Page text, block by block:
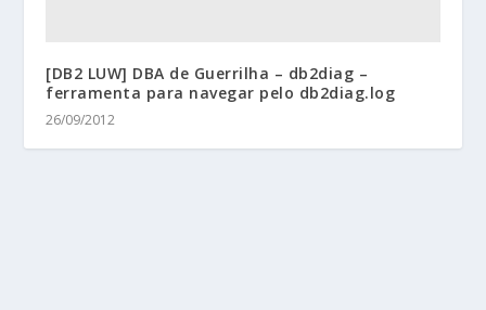
[DB2 LUW] DBA de Guerrilha – db2diag –
ferramenta para navegar pelo db2diag.log
26/09/2012